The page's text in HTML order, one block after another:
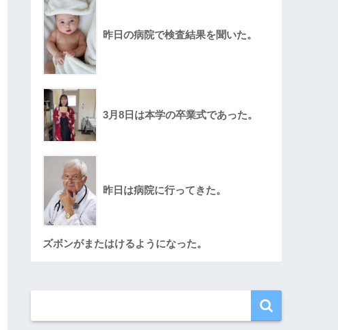
昨日の病院で検査結果を聞いた。
3月8日は本学の卒業式であった。
昨日は病院に行ってきた。
ズボンがまたはけるようになった。